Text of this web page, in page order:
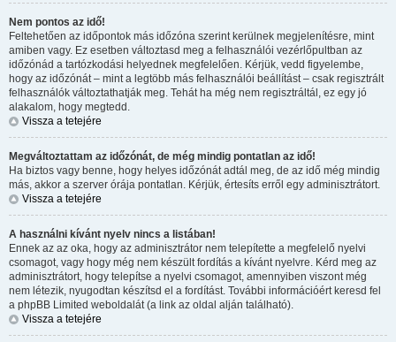
Nem pontos az idő!
Feltehetően az időpontok más időzóna szerint kerülnek megjelenítésre, mint
amiben vagy. Ez esetben változtasd meg a felhasználói vezérlőpultban az
időzónád a tartózkodási helyednek megfelelően. Kérjük, vedd figyelembe,
hogy az időzónát – mint a legtöbb más felhasználói beállítást – csak regisztrált
felhasználók változtathatják meg. Tehát ha még nem regisztráltál, ez egy jó
alakalom, hogy megtedd.
Vissza a tetejére
Megváltoztattam az időzónát, de még mindig pontatlan az idő!
Ha biztos vagy benne, hogy helyes időzónát adtál meg, de az idő még mindig
más, akkor a szerver órája pontatlan. Kérjük, értesíts erről egy adminisztrátort.
Vissza a tetejére
A használni kívánt nyelv nincs a listában!
Ennek az az oka, hogy az adminisztrátor nem telepítette a megfelelő nyelvi
csomagot, vagy hogy még nem készült fordítás a kívánt nyelvre. Kérd meg az
adminisztrátort, hogy telepítse a nyelvi csomagot, amennyiben viszont még
nem létezik, nyugodtan készítsd el a fordítást. További információért keresd fel
a phpBB Limited weboldalát (a link az oldal alján található).
Vissza a tetejére